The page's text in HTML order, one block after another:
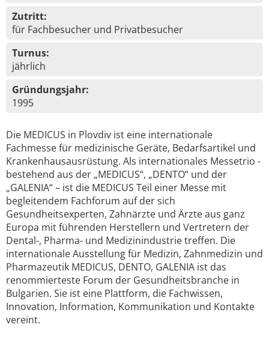
Zutritt:
für Fachbesucher und Privatbesucher
Turnus:
jährlich
Gründungsjahr:
1995
Die MEDICUS in Plovdiv ist eine internationale
Fachmesse für medizinische Geräte, Bedarfsartikel und
Krankenhausausrüstung. Als internationales Messetrio -
bestehend aus der „MEDICUS“, „DENTO“ und der
„GALENIA“ – ist die MEDICUS Teil einer Messe mit
begleitendem Fachforum auf der sich
Gesundheitsexperten, Zahnärzte und Ärzte aus ganz
Europa mit führenden Herstellern und Vertretern der
Dental-, Pharma- und Medizinindustrie treffen. Die
internationale Ausstellung für Medizin, Zahnmedizin und
Pharmazeutik MEDICUS, DENTO, GALENIA ist das
renommierteste Forum der Gesundheitsbranche in
Bulgarien. Sie ist eine Plattform, die Fachwissen,
Innovation, Information, Kommunikation und Kontakte
vereint.